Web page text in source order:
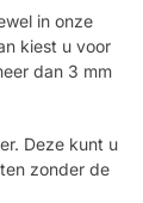
in onze
kiest u voor
dan 3 mm
Deze kunt u
zonder de